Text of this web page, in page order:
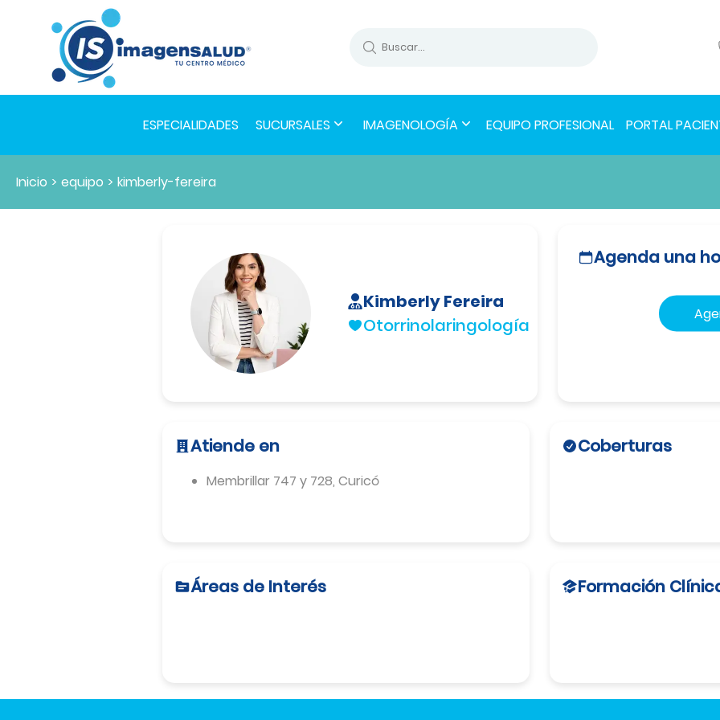
ESPECIALIDADES SUCURSALES IMAGENOLOGÍA EQUIPO PROFESIONAL PORTAL
Inicio > equipo > kimberly-fereira
Kimberly Fereira
Otorrinolaringología
Agenda una
Atiende en
Membrillar 747 y 728, Curicó
Coberturas
Áreas de Interés Formación